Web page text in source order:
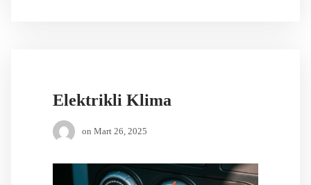
Elektrikli Klima
on Mart 26, 2025